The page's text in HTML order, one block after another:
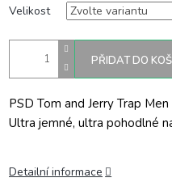
Velikost
PŘIDAT DO
PSD Tom and Jerry Trap
Ultra jemné, ultra pohodlné
Detailní informace